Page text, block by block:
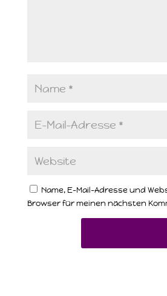
Name, E-Mail-Adresse und
Browser für meinen nächsten